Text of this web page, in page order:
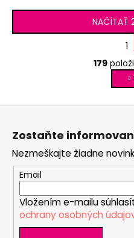
NAČÍTAŤ
1
179
Zostaňte
Nezmeškajte žiadne
Email
Vložením e-mailu
ochrany osobných